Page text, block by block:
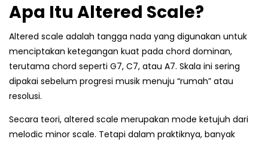
Apa Itu Altered Scale?
Altered scale adalah tangga nada yang digunakan untuk
menciptakan ketegangan kuat pada chord dominan,
terutama chord seperti G7, C7, atau A7. Skala ini sering
dipakai sebelum progresi musik menuju “rumah” atau
resolusi.
Secara teori, altered scale merupakan mode ketujuh dari
melodic minor scale. Tetapi dalam praktiknya, banyak